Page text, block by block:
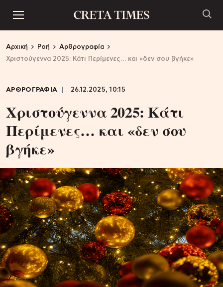
Αρχική Ροή
Αρθρογραφία
Χριστούγεννα 2025: Κάτι Περίμενες… και «δεν σου βγήκε»
ΑΡΘΡΟΓΡΑΦΙΑ 26.12.2025, 10:15
Χριστούγεννα 2025: Κάτι
Περίμενες… και «δεν σου
βγήκε»